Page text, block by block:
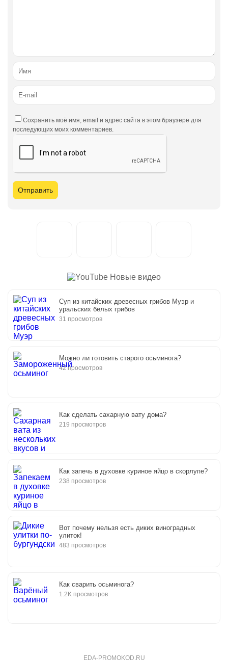
Сохранить моё имя, email и адрес сайта в этом браузере для
последующих моих комментариев.
Новые видео
Суп из китайских древесных грибов Муэр и
уральских белых грибов
31 просмотров
Можно ли готовить старого осьминога?
42 просмотров
Как сделать сахарную вату дома?
219 просмотров
Как запечь в духовке куриное яйцо в скорлупе?
238 просмотров
Вот почему нельзя есть диких виноградных
улиток!
483 просмотров
Как сварить осьминога?
1.2K просмотров
EDA-PROMOKOD.RU